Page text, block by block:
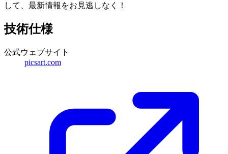
して、最新情報をお見逃しなく！
技術仕様
公式ウェブサイト
picsart.com